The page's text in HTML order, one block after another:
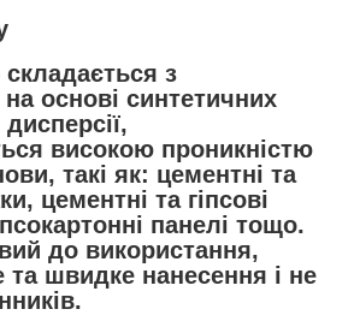
з
на основі синтетичних
високою проникністю
такі як: цементні та
цементні та гіпсові
панелі тощо.
до використання,
та швидке нанесення і не